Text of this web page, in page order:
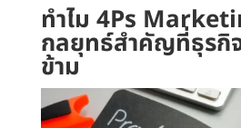
ทำไม 4Ps
กลยุทธ์สำคัญที่ธุรกิ
ข้าม